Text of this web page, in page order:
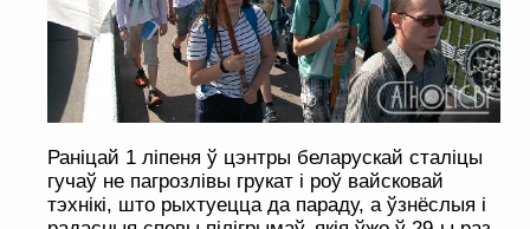
Раніцай 1 ліпеня ў цэнтры беларускай сталіцы
гучаў не пагрозлівы грукат і роў вайсковай
тэхнікі, што рыхтуецца да параду, а ўзнёслыя і